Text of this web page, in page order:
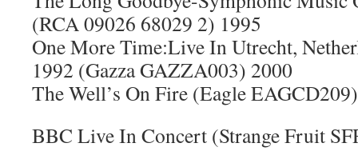
(RCA 09026 68029 2) 1995
One More Time:Live In Utrecht,
1992 (Gazza GAZZA003) 2000
The Well’s On Fire (Eagle
BBC Live In Concert (Strange Fruit